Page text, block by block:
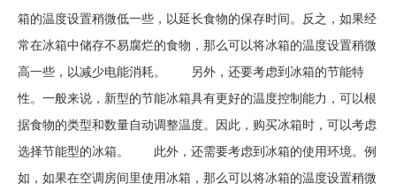
箱的温度设置稍微低一些，以延长食物的保存时间。反之，如果经
常在冰箱中储存不易腐烂的食物，那么可以将冰箱的温度设置稍微
高一些，以减少电能消耗。 另外，还要考虑到冰箱的节能特
性。一般来说，新型的节能冰箱具有更好的温度控制能力，可以根
据食物的类型和数量自动调整温度。因此，购买冰箱时，可以考虑
选择节能型的冰箱。 此外，还需要考虑到冰箱的使用环境。例
如，如果在空调房间里使用冰箱，那么可以将冰箱的温度设置稍微